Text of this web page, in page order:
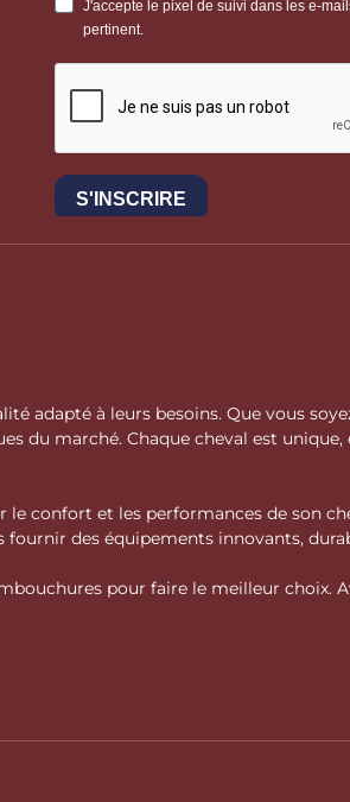
adapté à leurs besoins. Que vous
du marché. Chaque cheval est
confort et les performances de son
des équipements innovants,
pour faire le meilleur choix.